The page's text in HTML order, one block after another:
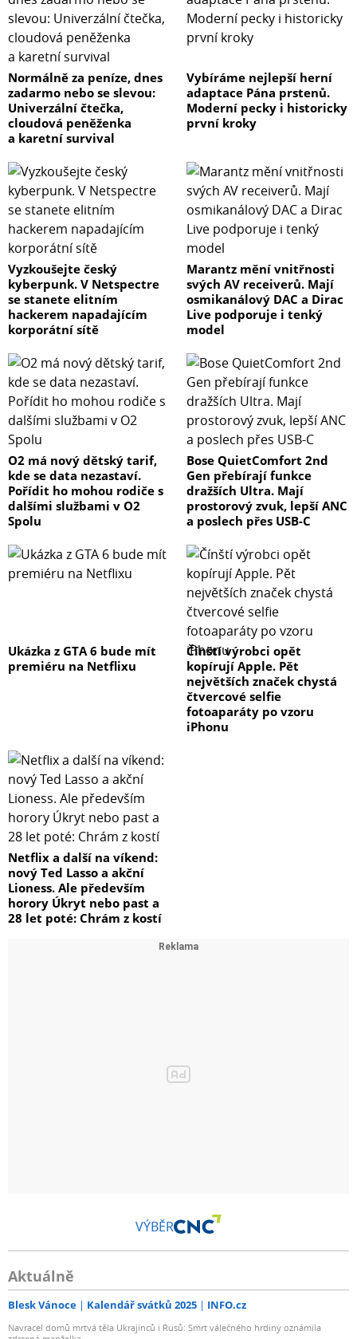
Normálně za peníze, dnes
zadarmo nebo se slevou:
Univerzální čtečka,
cloudová peněženka
a karetní survival
Vybíráme nejlepší herní
adaptace Pána prstenů.
Moderní pecky i historicky
první kroky
Vyzkoušejte český
kyberpunk. V Netspectre
se stanete elitním
hackerem napadajícím
korporátní sítě
Marantz mění vnitřnosti
svých AV receiverů. Mají
osmikanálový DAC a Dirac
Live podporuje i tenký
model
O2 má nový dětský tarif,
kde se data nezastaví.
Pořídit ho mohou rodiče s
dalšími službami v O2
Spolu
Bose QuietComfort 2nd
Gen přebírají funkce
dražších Ultra. Mají
prostorový zvuk, lepší ANC
a poslech přes USB-C
Ukázka z GTA 6 bude mít
premiéru na Netflixu
Čínští výrobci opět
kopírují Apple. Pět
největších značek chystá
čtvercové selfie
fotoaparáty po vzoru
iPhonu
Netflix a další na víkend:
nový Ted Lasso a akční
Lioness. Ale především
horory Úkryt nebo past a
28 let poté: Chrám z kostí
VÝBĚR
Aktuálně
Blesk Vánoce Kalendář svátků 2025 INFO.cz
Navracel domů mrtvá těla Ukrajinců i Rusů: Smrt válečného hrdiny oznámila